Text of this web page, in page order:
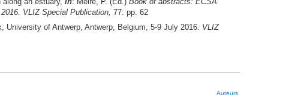
VLIZ Special Publication, 77: pp. 62
of Antwerp, Antwerp, Belgium, 5-9 July 2016. VLIZ
Auteurs